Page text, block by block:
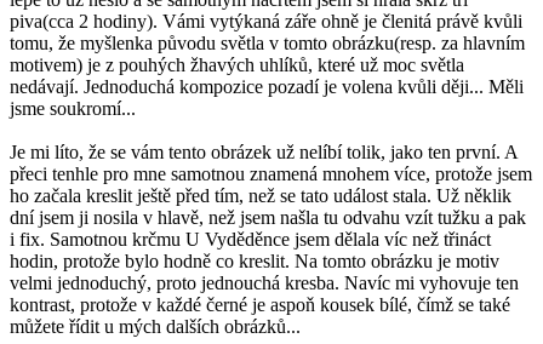
piva(cca 2 hodiny). Vámi vytýkaná záře ohně je členitá právě kvůli
tomu, že myšlenka původu světla v tomto obrázku(resp. za hlavním
motivem) je z pouhých žhavých uhlíků, které už moc světla
nedávají. Jednoduchá kompozice pozadí je volena kvůli ději... Měli
jsme soukromí...
Je mi líto, že se vám tento obrázek už nelíbí tolik, jako ten první. A
přeci tenhle pro mne samotnou znamená mnohem více, protože jsem
ho začala kreslit ještě před tím, než se tato událost stala. Už něklik
dní jsem ji nosila v hlavě, než jsem našla tu odvahu vzít tužku a pak
i fix. Samotnou krčmu U Vyděděnce jsem dělala víc než třináct
hodin, protože bylo hodně co kreslit. Na tomto obrázku je motiv
velmi jednoduchý, proto jednouchá kresba. Navíc mi vyhovuje ten
kontrast, protože v každé černé je aspoň kousek bílé, čímž se také
můžete řídit u mých dalších obrázků...